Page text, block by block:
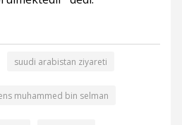
suudi arabistan ziyareti
muhammed bin selman